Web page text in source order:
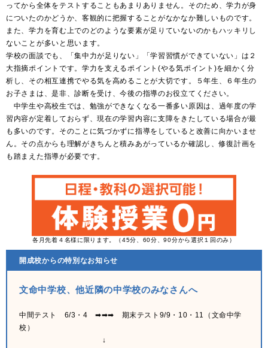
ってから全体をテストすることもあまりありません。そのため、学力が身
についたのかどうか、客観的に把握することがなかなか難しいものです。
また、学力を育む上でのどのような要素が足りていないのかもハッキリし
ないことが多いと思います。
学校の面談でも、「集中力が足りない」「学習習慣ができていない」は２
大指摘ポイントです。学力を支えるポイント(やる気ポイント)を細かく分
析し、その相互連携でやる気を高めることが大切です。５年生、６年生の
お子さまは、是非、診断を受け、今後の指導のお役立てください。
中学生や高校生では、勉強ができなくなる一番多い原因は、過年度の学
習内容が定着しておらず、現在の学習内容に支障をきたしている場合が最
も多いのです。そのことに気づかずに指導をしていると改善に向かいませ
ん。その点からも理解がきちんと積みあがっているか確認し、修復計画を
も踏まえた指導が必要です。
各月先着４名様に限ります。（45分、60分、90分から選択１回のみ）
開成校からの特別なお知らせ
文命中学校、他近隣の中学校のみなさんへ
中間テスト 6/3・4 ➡➡➡ 期末テスト9/9・10・11（文命中学
校）
↓